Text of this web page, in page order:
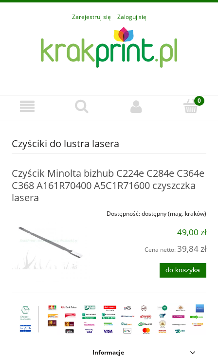
Zarejestruj się Zaloguj się
Czyściki do lustra lasera
Czyścik Minolta bizhub C224e C284e C364e
C368 A161R70400 A5C1R71600 czyszczka
lasera
Dostępność:dostępny (mag. kraków)
49,00 zł
Cena netto:39,84 zł
do koszyka
Informacje